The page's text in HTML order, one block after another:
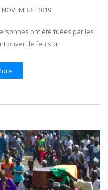
NOVEMBRE 2019
ont été tuées par les
ouvert le feu sur